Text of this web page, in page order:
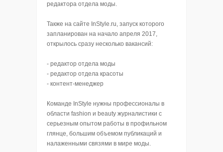
редактора отдела моды.
Также на сайте InStyle.ru, запуск которого
запланирован на начало апреля 2017,
открылось сразу несколько вакансий:
- редактор отдела моды
- редактор отдела красоты
- контент-менеджер
Команде InStyle нужны профессионалы в
области fashion и beauty журналистики с
серьезным опытом работы в профильном
глянце, большим объемом публикаций и
налаженными связями в мире моды.